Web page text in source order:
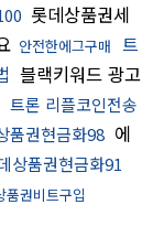
롯데상품권세
안전한에그구매 트
블랙키워드 광고
트론 리플코인전송
품권현금화98 에
상품권현금화91
품권비트구입